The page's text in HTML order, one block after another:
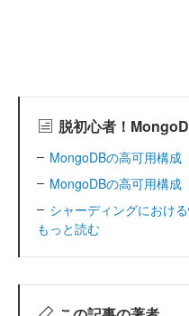
脱初心者！
MongoDBの高可用構成
MongoDBの高可用構成
シャーディングにおける
もっと読む